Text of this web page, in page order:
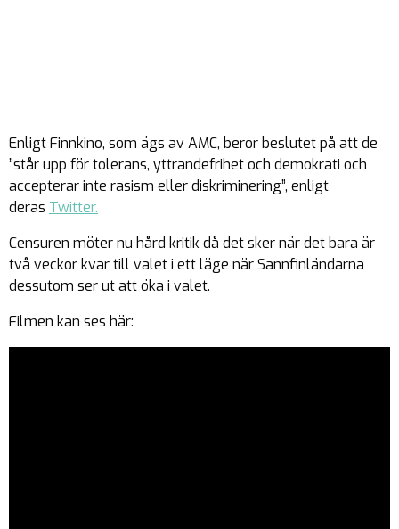
Enligt Finnkino, som ägs av AMC, beror beslutet på att de
”står upp för tolerans, yttrandefrihet och demokrati och
accepterar inte rasism eller diskriminering”, enligt
deras Twitter.
Censuren möter nu hård kritik då det sker när det bara är
två veckor kvar till valet i ett läge när Sannfinländarna
dessutom ser ut att öka i valet.
Filmen kan ses här: